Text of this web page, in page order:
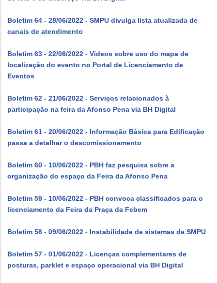
Boletim 64 - 28/06/2022 - SMPU divulga lista atualizada de
canais de atendimento
Boletim 63 - 22/06/2022 - Vídeos sobre uso do mapa de
localização do evento no Portal de Licenciamento de
Eventos
Boletim 62 - 21/06/2022 - Serviços relacionados à
participação na feira da Afonso Pena via BH Digital
Boletim 61 - 20/06/2022 - Informação Básica para Edificação
passa a detalhar o descomissionamento
Boletim 60 - 10/06/2022 - PBH faz pesquisa sobre a
organização do espaço da Feira da Afonso Pena
Boletim 59 - 10/06/2022 - PBH convoca classificados para o
licenciamento da Feira da Praça da Febem
Boletim 58 - 09/06/2022 - Instabilidade de sistemas da SMPU
Boletim 57 - 01/06/2022 - Licenças complementares de
posturas, parklet e espaço operacional via BH Digital